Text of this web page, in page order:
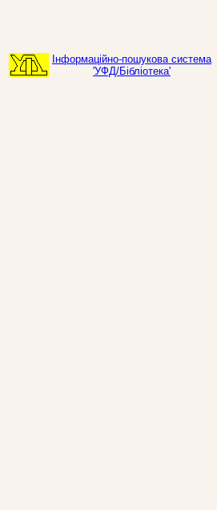
Інформаційно-пошукова система
'УФД/Бібліотека'